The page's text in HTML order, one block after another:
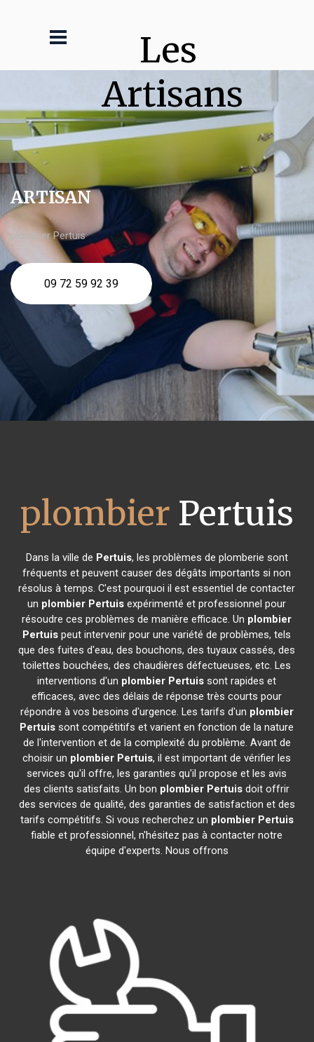
Les
Artisans
ARTISAN
plombier Pertuis
09 72 59 92 39
plombier Pertuis
Dans la ville de Pertuis, les problèmes de plomberie sont
fréquents et peuvent causer des dégâts importants si non
résolus à temps. C'est pourquoi il est essentiel de contacter
un plombier Pertuis expérimenté et professionnel pour
résoudre ces problèmes de manière efficace. Un plombier
Pertuis peut intervenir pour une variété de problèmes, tels
que des fuites d'eau, des bouchons, des tuyaux cassés, des
toilettes bouchées, des chaudières défectueuses, etc. Les
interventions d'un plombier Pertuis sont rapides et
efficaces, avec des délais de réponse très courts pour
répondre à vos besoins d'urgence. Les tarifs d'un plombier
Pertuis sont compétitifs et varient en fonction de la nature
de l'intervention et de la complexité du problème. Avant de
choisir un plombier Pertuis, il est important de vérifier les
services qu'il offre, les garanties qu'il propose et les avis
des clients satisfaits. Un bon plombier Pertuis doit offrir
des services de qualité, des garanties de satisfaction et des
tarifs compétitifs. Si vous recherchez un plombier Pertuis
fiable et professionnel, n'hésitez pas à contacter notre
équipe d'experts. Nous offrons